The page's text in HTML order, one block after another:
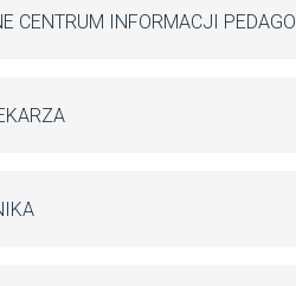
CENTRUM INFORMACJI